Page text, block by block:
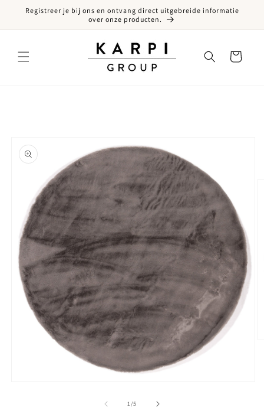
naar de content
Registreer je bij ons en ontvang direct uitgebreide informatie
over onze producten.
Winkelwagen
naar productinformatie
1/van
5